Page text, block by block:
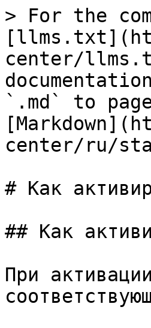
> For the
center/
`.md` to
center/ru/
# Как
## Как
При